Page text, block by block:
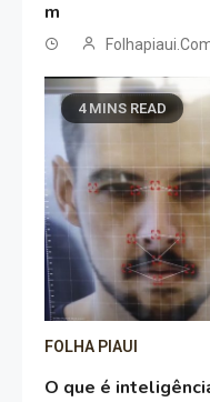
m
4 MINS READ
FOLHA PIAUI
O que é